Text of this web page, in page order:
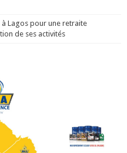
à Lagos pour une retraite
de ses activités